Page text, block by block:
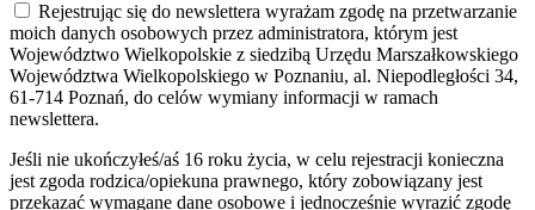
Rejestrując się do newslettera wyrażam zgodę na przetwarzanie
moich danych osobowych przez administratora, którym jest
Województwo Wielkopolskie z siedzibą Urzędu Marszałkowskiego
Województwa Wielkopolskiego w Poznaniu, al. Niepodległości 34,
61-714 Poznań, do celów wymiany informacji w ramach
newslettera.
Jeśli nie ukończyłeś/aś 16 roku życia, w celu rejestracji konieczna
jest zgoda rodzica/opiekuna prawnego, który zobowiązany jest
przekazać wymagane dane osobowe i jednocześnie wyrazić zgodę